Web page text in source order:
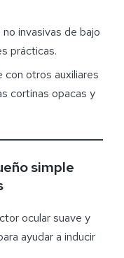
invasivas de bajo
prácticas.
con otros auxiliares
cortinas opacas y
simple
ocular suave y
ayudar a inducir